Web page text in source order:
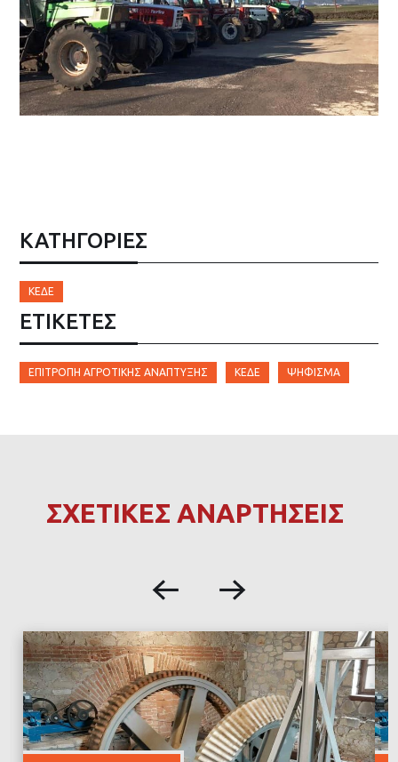
ΚΑΤΗΓΟΡΙΕΣ
ΚΕΔΕ
ΕΤΙΚΈΤΕΣ
ΕΠΙΤΡΟΠΉ ΑΓΡΟΤΙΚΉΣ ΑΝΆΠΤΥΞΗΣ ΚΕΔΕ ΨΉΦΙΣΜΆ
ΣΧΕΤΙΚΕΣ ΑΝΑΡΤΗΣΕΙΣ